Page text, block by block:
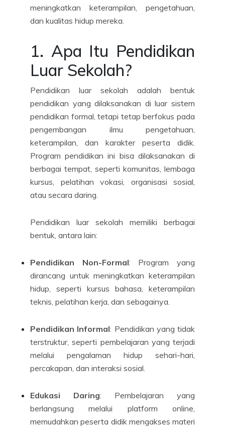
meningkatkan keterampilan, pengetahuan,
dan kualitas hidup mereka.
1. Apa Itu Pendidikan
Luar Sekolah?
Pendidikan luar sekolah adalah bentuk
pendidikan yang dilaksanakan di luar sistem
pendidikan formal, tetapi tetap berfokus pada
pengembangan ilmu pengetahuan,
keterampilan, dan karakter peserta didik.
Program pendidikan ini bisa dilaksanakan di
berbagai tempat, seperti komunitas, lembaga
kursus, pelatihan vokasi, organisasi sosial,
atau secara daring.
Pendidikan luar sekolah memiliki berbagai
bentuk, antara lain:
Pendidikan Non-Formal: Program yang
dirancang untuk meningkatkan keterampilan
hidup, seperti kursus bahasa, keterampilan
teknis, pelatihan kerja, dan sebagainya.
Pendidikan Informal: Pendidikan yang tidak
terstruktur, seperti pembelajaran yang terjadi
melalui pengalaman hidup sehari-hari,
percakapan, dan interaksi sosial.
Edukasi Daring: Pembelajaran yang
berlangsung melalui platform online,
memudahkan peserta didik mengakses materi